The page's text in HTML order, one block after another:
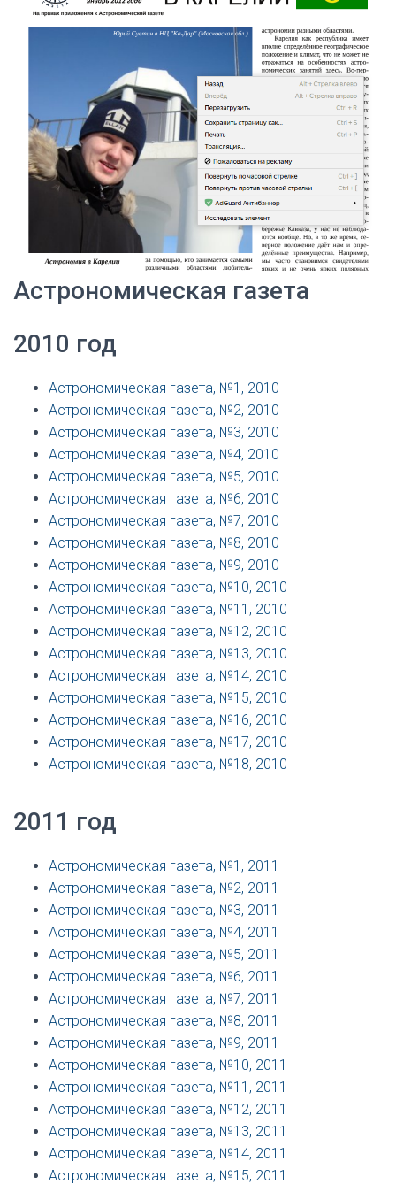
Астрономическая газета
2010 год
Астрономическая газета, №1, 2010
Астрономическая газета, №2, 2010
Астрономическая газета, №3, 2010
Астрономическая газета, №4, 2010
Астрономическая газета, №5, 2010
Астрономическая газета, №6, 2010
Астрономическая газета, №7, 2010
Астрономическая газета, №8, 2010
Астрономическая газета, №9, 2010
Астрономическая газета, №10, 2010
Астрономическая газета, №11, 2010
Астрономическая газета, №12, 2010
Астрономическая газета, №13, 2010
Астрономическая газета, №14, 2010
Астрономическая газета, №15, 2010
Астрономическая газета, №16, 2010
Астрономическая газета, №17, 2010
Астрономическая газета, №18, 2010
2011 год
Астрономическая газета, №1, 2011
Астрономическая газета, №2, 2011
Астрономическая газета, №3, 2011
Астрономическая газета, №4, 2011
Астрономическая газета, №5, 2011
Астрономическая газета, №6, 2011
Астрономическая газета, №7, 2011
Астрономическая газета, №8, 2011
Астрономическая газета, №9, 2011
Астрономическая газета, №10, 2011
Астрономическая газета, №11, 2011
Астрономическая газета, №12, 2011
Астрономическая газета, №13, 2011
Астрономическая газета, №14, 2011
Астрономическая газета, №15, 2011